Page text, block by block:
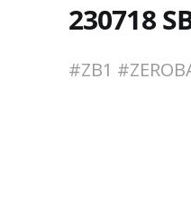
230718
#ZB1